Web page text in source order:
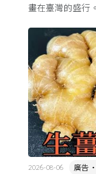
畫在臺灣的盛行
的協定保護 ...
廣告
2026-08-06